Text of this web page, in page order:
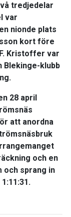
tredjedelar
var
nionde plats
kort före
Kristoffer var
Blekinge-klubb
28 april
att anordna
och en
och sprang in